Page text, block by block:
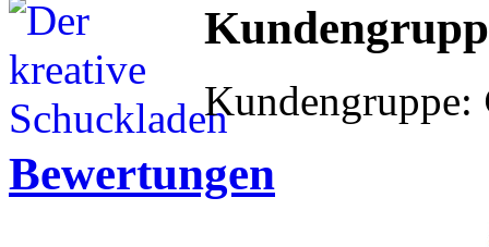
Kundengruppe:
Bewertungen